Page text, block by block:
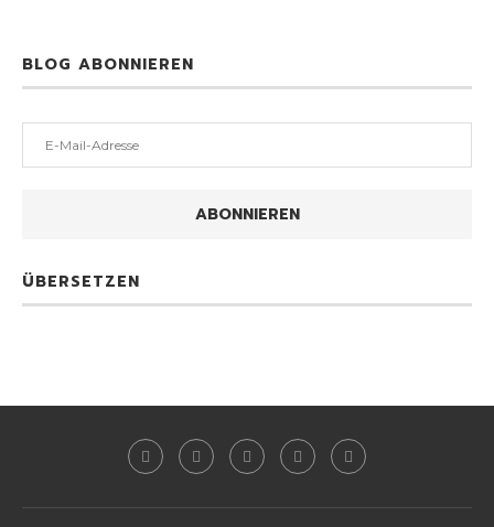
BLOG ABONNIEREN
Mail-
ABONNIEREN
ÜBERSETZEN